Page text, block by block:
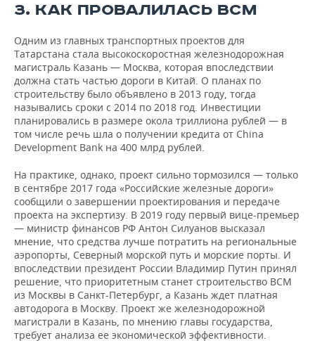
3. КАК ПРОВАЛИЛАСЬ ВСМ
Одним из главных транспортных проектов для
Татарстана стала высокоскоростная железнодорожная
магистраль Казань — Москва, которая впоследствии
должна стать частью дороги в Китай. О планах по
строительству было объявлено в 2013 году, тогда
назывались сроки с 2014 по 2018 год. Инвестиции
планировались в размере окола триллиона рублей — в
том числе речь шла о получении кредита от China
Development Bank на 400 млрд рублей.
На практике, однако, проект сильно тормозился — только
в сентябре 2017 года «Российские железные дороги»
сообщили о завершении проектирования и передаче
проекта на экспертизу. В 2019 году первый вице-премьер
— министр финансов РФ Антон Силуанов высказал
мнение, что средства лучше потратить на региональные
аэропорты, Северный морской путь и морские порты. И
впоследствии президент России Владимир Путин принял
решение, что приоритетным станет строительство ВСМ
из Москвы в Санкт-Петербург, а Казань ждет платная
автодорога в Москву. Проект же железнодорожной
магистрали в Казань, по мнению главы государства,
требует анализа ее экономической эффективности.